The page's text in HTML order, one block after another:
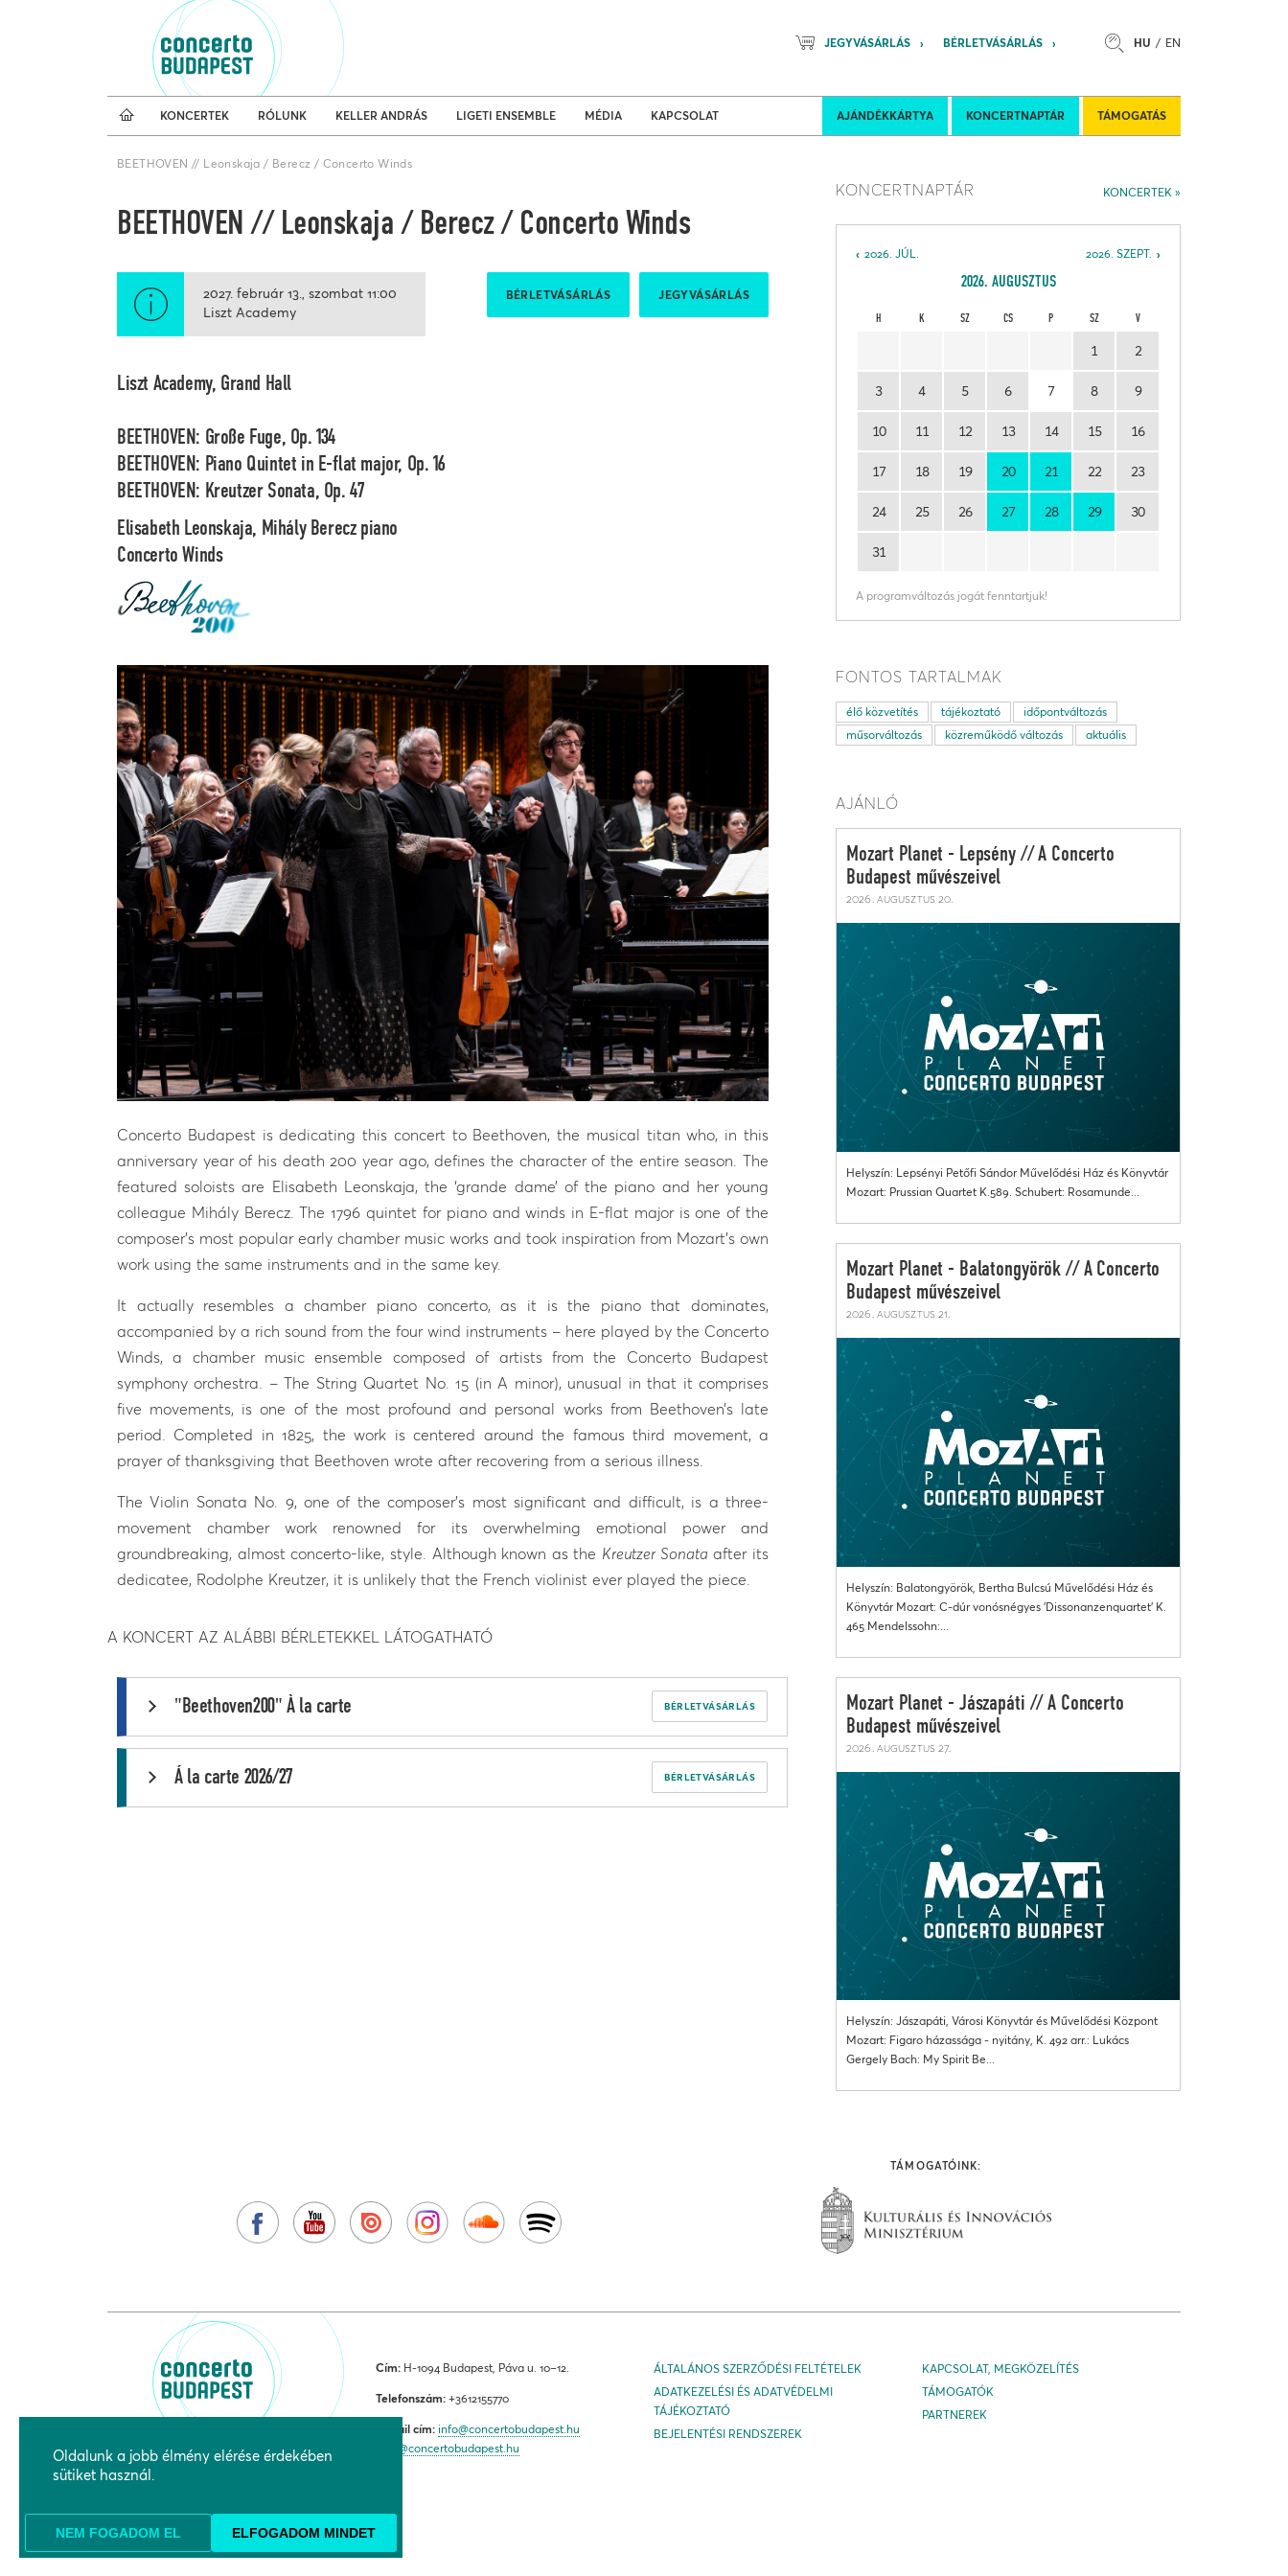
HU EN
JEGYVÁSÁRLÁS BÉRLETVÁSÁRLÁS
AJÁNDÉKKÁRTYA KONCERTNAPTÁR TÁMOGATÁS
KONCERTEK RÓLUNK KELLER ANDRÁS LIGETI ENSEMBLE MÉDIA KAPCSOLAT
Koncertnaptár
BEETHOVEN // Leonskaja / Berecz / Concerto Winds
BEETHOVEN // Leonskaja / Berecz / Concerto Winds
JEGYVÁSÁRLÁS
BÉRLETVÁSÁRLÁS
2027. február 13. szombat 11:00
Liszt Academy
Liszt Academy, Grand Hall
BEETHOVEN: Große Fuge, Op. 134
BEETHOVEN: Piano Quintet in E-flat major, Op. 16
BEETHOVEN: Kreutzer Sonata, Op. 47
Elisabeth Leonskaja, Mihály Berecz piano
Concerto Winds
Concerto Budapest is dedicating this concert to Beethoven, the musical titan who, in this
anniversary year of his death 200 year ago, defines the character of the entire season. The
featured soloists are Elisabeth Leonskaja, the ‘grande dame’ of the piano and her young
colleague Mihály Berecz. The 1796 quintet for piano and winds in E-flat major is one of the
composer’s most popular early chamber music works and took inspiration from Mozart’s own
work using the same instruments and in the same key.
It actually resembles a chamber piano concerto, as it is the piano that dominates,
accompanied by a rich sound from the four wind instruments – here played by the Concerto
Winds, a chamber music ensemble composed of artists from the Concerto Budapest
symphony orchestra. – The String Quartet No. 15 (in A minor), unusual in that it comprises
five movements, is one of the most profound and personal works from Beethoven’s late
period. Completed in 1825, the work is centered around the famous third movement, a
prayer of thanksgiving that Beethoven wrote after recovering from a serious illness.
The Violin Sonata No. 9, one of the composer’s most significant and difficult, is a three-
movement chamber work renowned for its overwhelming emotional power and
groundbreaking, almost concerto-like, style. Although known as the Kreutzer Sonata after its
dedicatee, Rodolphe Kreutzer, it is unlikely that the French violinist ever played the piece.
A KONCERT AZ ALÁBBI BÉRLETEKKEL LÁTOGATHATÓ
BÉRLETVÁSÁRLÁS
"Beethoven200" À la carte
BÉRLETVÁSÁRLÁS
Á la carte 2026/27
KONCERTEK
KONCERTNAPTÁR
2026. SZEPT.
2026. JÚL.
2026. AUGUSZTUS
H K SZ CS P SZ V
1 2
3 4 5 6 7 8 9
10 11 12 13 14 15 16
17 18 19 20 21 22 23
24 25 26 27 28 29 30
31
A programváltozás jogát fenntartjuk!
FONTOS TARTALMAK
élő közvetítés tájékoztató
időpontváltozás
műsorváltozás
közreműködő változás aktuális
AJÁNLÓ
Mozart Planet - Lepsény // A Concerto
Budapest művészeivel
2026. augusztus 20.
Helyszín: Lepsényi Petőfi Sándor Művelődési Ház és Könyvtár
Mozart: Prussian Quartet K.589. Schubert: Rosamunde...
Mozart Planet - Balatongyörök // A Concerto
Budapest művészeivel
2026. augusztus 21.
Helyszín: Balatongyörök, Bertha Bulcsú Művelődési Ház és
Könyvtár Mozart: C-dúr vonósnégyes 'Dissonanzenquartet' K.
465 Mendelssohn:...
Mozart Planet - Jászapáti // A Concerto
Budapest művészeivel
2026. augusztus 27.
Helyszín: Jászapáti, Városi Könyvtár és Művelődési Központ
Mozart: Figaro házassága - nyitány, K. 492 arr.: Lukács
Gergely Bach: My Spirit Be...
TÁMOGATÓINK:
Cím: H-1094 Budapest, Páva u. 10–12.
Telefonszám: +3612155770
E-mail cím: info@concertobudapest.hu
jegy@concertobudapest.hu
ÁLTALÁNOS SZERZŐDÉSI FELTÉTELEK
ADATKEZELÉSI ÉS ADATVÉDELMI
TÁJÉKOZTATÓ
BEJELENTÉSI RENDSZEREK
KAPCSOLAT, MEGKÖZELÍTÉS
TÁMOGATÓK
PARTNEREK
Oldalunk a jobb élmény elérése érdekében
sütiket használ.
NEM FOGADOM EL ELFOGADOM MINDET